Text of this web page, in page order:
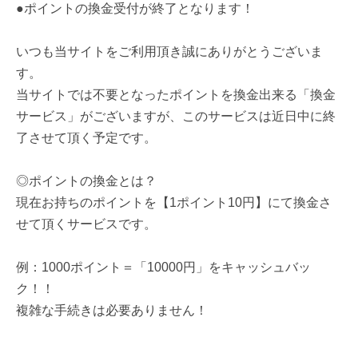
●ポイントの換金受付が終了となります！
いつも当サイトをご利用頂き誠にありがとうございま
す。
当サイトでは不要となったポイントを換金出来る「換金
サービス」がございますが、このサービスは近日中に終
了させて頂く予定です。
◎ポイントの換金とは？
現在お持ちのポイントを【1ポイント10円】にて換金さ
せて頂くサービスです。
例：1000ポイント＝「10000円」をキャッシュバッ
ク！！
複雑な手続きは必要ありません！